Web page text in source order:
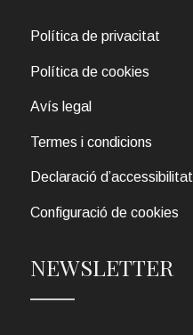
Política de privacitat
Política de cookies
Avís legal
Termes i condicions
Declaració d’accessibilitat
Configuració de cookies
NEWSLETTER